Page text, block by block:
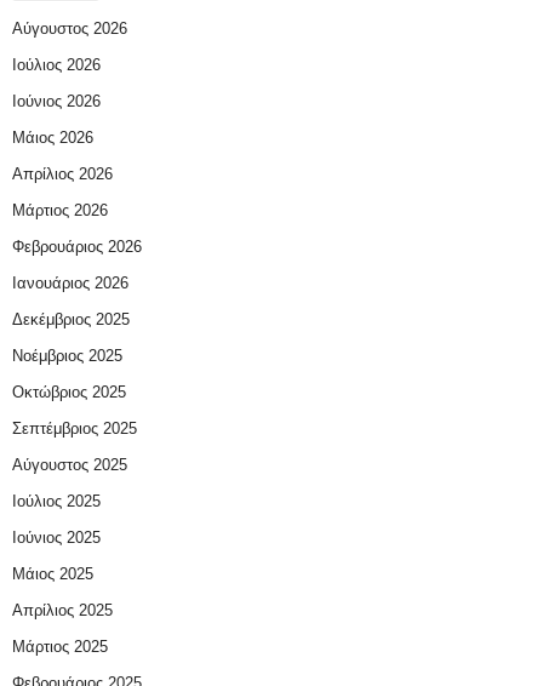
Αύγουστος 2026
Ιούλιος 2026
Ιούνιος 2026
Μάιος 2026
Απρίλιος 2026
Μάρτιος 2026
Φεβρουάριος 2026
Ιανουάριος 2026
Δεκέμβριος 2025
Νοέμβριος 2025
Οκτώβριος 2025
Σεπτέμβριος 2025
Αύγουστος 2025
Ιούλιος 2025
Ιούνιος 2025
Μάιος 2025
Απρίλιος 2025
Μάρτιος 2025